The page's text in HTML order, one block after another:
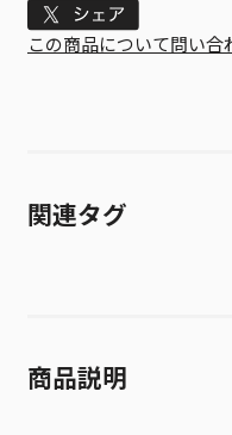
Tweet
この商品について問い合
関連タグ
商品説明